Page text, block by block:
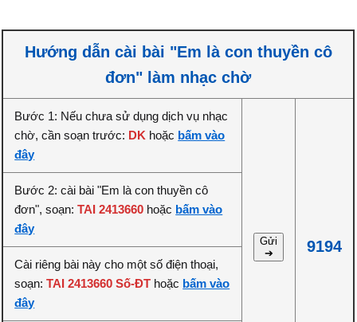
Hướng dẫn cài bài "Em là con thuyền cô
đơn" làm nhạc chờ
Bước 1: Nếu chưa sử dụng dịch vụ nhạc
chờ, cần soạn trước: DK hoặc bấm vào
đây
Gửi
➔
9194
Bước 2: cài bài "Em là con thuyền cô
đơn", soạn:TAI 2413660 hoặc bấm vào
đây
Cài riêng bài này cho một số điện thoại,
soạn:TAI 2413660 Số-ĐT hoặc bấm vào
đây